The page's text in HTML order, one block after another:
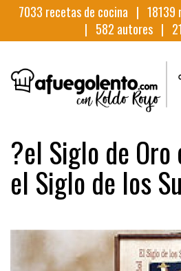
7033 recetas de cocina | 18139
| 582 autores | 21
?el Siglo de Oro
el Siglo de los